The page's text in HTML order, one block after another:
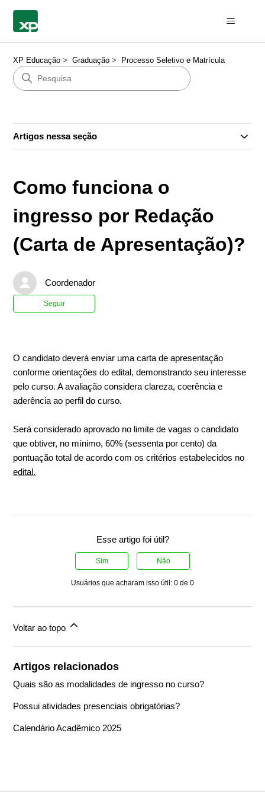
XP Educação Graduação Processo Seletivo e Matrícula
Artigos nessa seção
Como funciona o
ingresso por Redação
(Carta de Apresentação)?
Coordenador
Seguir
O candidato deverá enviar uma carta de apresentação
conforme orientações do edital, demonstrando seu interesse
pelo curso. A avaliação considera clareza, coerência e
aderência ao perfil do curso.
Será considerado aprovado no limite de vagas o candidato
que obtiver, no mínimo, 60% (sessenta por cento) da
pontuação total de acordo com os critérios estabelecidos no
edital.
Esse artigo foi útil?
Sim Não
Usuários que acharam isso útil: 0 de 0
Voltar ao topo
Artigos relacionados
Quais são as modalidades de ingresso no curso?
Possui atividades presenciais obrigatórias?
Calendário Acadêmico 2025